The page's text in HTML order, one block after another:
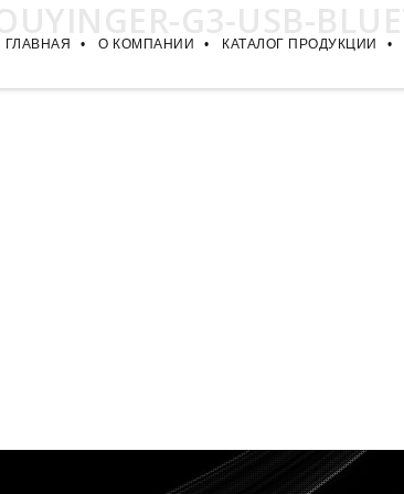
ГЛАВНАЯ О КОМПАНИИ КАТАЛОГ ПРОДУКЦИИ